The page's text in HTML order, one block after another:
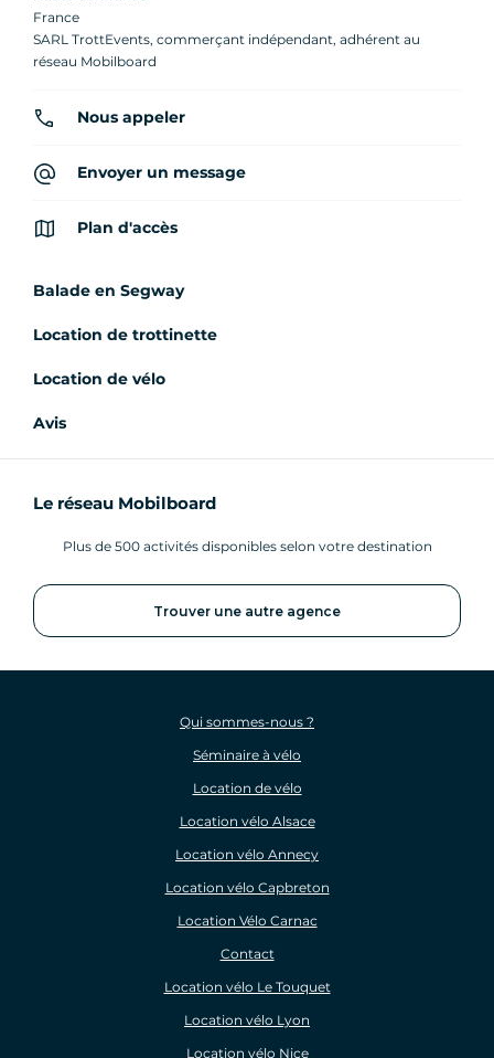
France
SARL TrottEvents, commerçant indépendant, adhérent au
réseau Mobilboard
Nous appeler
Envoyer un message
Plan d'accès
Balade en Segway
Location de trottinette
Location de vélo
Avis
Le réseau Mobilboard
Plus de 500 activités disponibles selon votre destination
Trouver une autre agence
Qui sommes-nous ?
Séminaire à vélo
Location de vélo
Location vélo Alsace
Location vélo Annecy
Location vélo Capbreton
Location Vélo Carnac
Contact
Location vélo Le Touquet
Location vélo Lyon
Location vélo Nice